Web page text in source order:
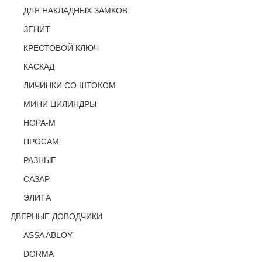
ДЛЯ НАКЛАДНЫХ ЗАМКОВ
ЗЕНИТ
КРЕСТОВОЙ КЛЮЧ
КАСКАД
ЛИЧИНКИ СО ШТОКОМ
МИНИ ЦИЛИНДРЫ
НОРА-М
ПРОСАМ
РАЗНЫЕ
САЗАР
ЭЛИТА
ДВЕРНЫЕ ДОВОДЧИКИ
ASSA ABLOY
DORMA